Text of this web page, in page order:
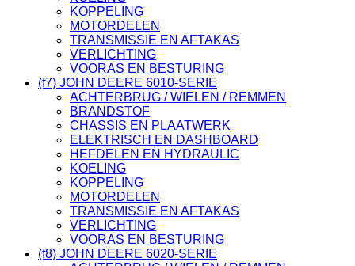
KOPPELING
MOTORDELEN
TRANSMISSIE EN AFTAKAS
VERLICHTING
VOORAS EN BESTURING
(f7) JOHN DEERE 6010-SERIE
ACHTERBRUG / WIELEN / REMMEN
BRANDSTOF
CHASSIS EN PLAATWERK
ELEKTRISCH EN DASHBOARD
HEFDELEN EN HYDRAULIC
KOELING
KOPPELING
MOTORDELEN
TRANSMISSIE EN AFTAKAS
VERLICHTING
VOORAS EN BESTURING
(f8) JOHN DEERE 6020-SERIE